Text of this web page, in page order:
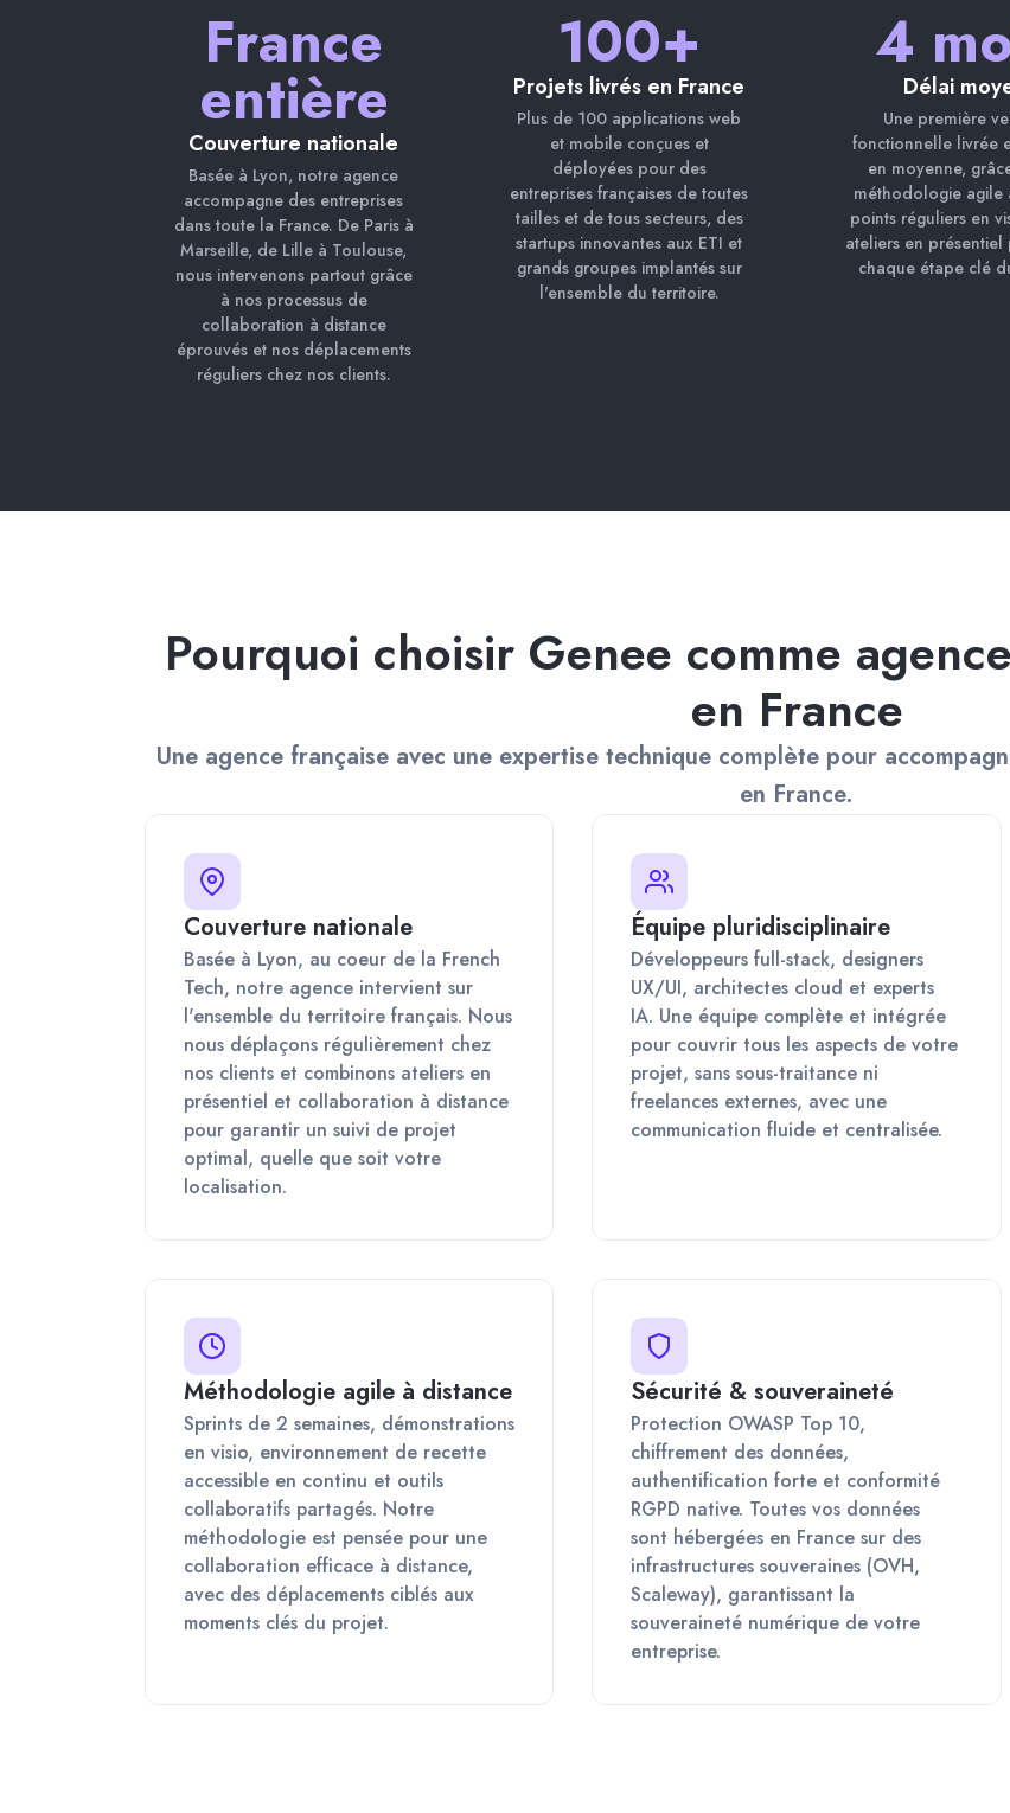
France
entière
Couverture nationale
Basée à Lyon, notre agence
accompagne des entreprises
dans toute la France. De Paris à
Marseille, de Lille à Toulouse,
nous intervenons partout grâce
à nos processus de
collaboration à distance
éprouvés et nos déplacements
réguliers chez nos clients.
100+
Projets livrés en France
Plus de 100 applications web
et mobile conçues et
déployées pour des
entreprises françaises de toutes
tailles et de tous secteurs, des
startups innovantes aux ETI et
grands groupes implantés sur
l'ensemble du territoire.
4
Délai
Une première
fonctionnelle livrée
en moyenne,
méthodologie agile
points réguliers en
ateliers en présentiel
chaque étape clé
Pourquoi choisir Genee comme
en France
Une agence française avec une expertise technique complète pour
en France.
Couverture nationale
Basée à Lyon, au coeur de la French
Tech, notre agence intervient sur
l'ensemble du territoire français. Nous
nous déplaçons régulièrement chez
nos clients et combinons ateliers en
présentiel et collaboration à distance
pour garantir un suivi de projet
optimal, quelle que soit votre
localisation.
Équipe pluridisciplinaire
Développeurs full-stack, designers
UX/UI, architectes cloud et experts
IA. Une équipe complète et intégrée
pour couvrir tous les aspects de votre
projet, sans sous-traitance ni
freelances externes, avec une
communication fluide et centralisée.
Méthodologie agile à distance
Sprints de 2 semaines, démonstrations
en visio, environnement de recette
accessible en continu et outils
collaboratifs partagés. Notre
méthodologie est pensée pour une
collaboration efficace à distance,
avec des déplacements ciblés aux
moments clés du projet.
Sécurité & souveraineté
Protection OWASP Top 10,
chiffrement des données,
authentification forte et conformité
RGPD native. Toutes vos données
sont hébergées en France sur des
infrastructures souveraines (OVH,
Scaleway), garantissant la
souveraineté numérique de votre
entreprise.